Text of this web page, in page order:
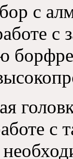
с
с
с